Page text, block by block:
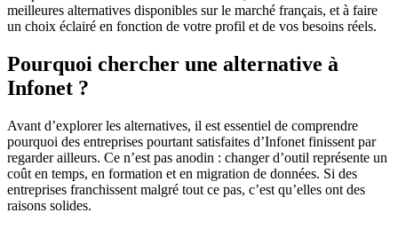
meilleures alternatives disponibles sur le marché français, et à faire
un choix éclairé en fonction de votre profil et de vos besoins réels.
Pourquoi chercher une alternative à
Infonet ?
Avant d’explorer les alternatives, il est essentiel de comprendre
pourquoi des entreprises pourtant satisfaites d’Infonet finissent par
regarder ailleurs. Ce n’est pas anodin : changer d’outil représente un
coût en temps, en formation et en migration de données. Si des
entreprises franchissent malgré tout ce pas, c’est qu’elles ont des
raisons solides.